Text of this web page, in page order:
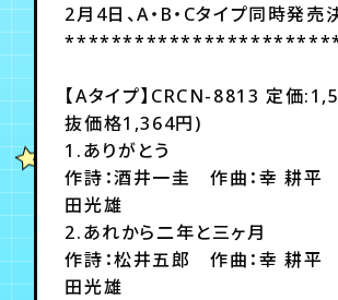
月会員制ファンクラブ
ログイ
2月4日、A・B・Cタイプ同時発売
【Aタイプ】CRCN-8813 定価
抜価格1,364円)
1.ありがとう
作詩：酒井一圭 作曲：幸 耕平
田光雄
2.あれから二年と三ヶ月
作詩：松井五郎 作曲：幸 耕平
田光雄